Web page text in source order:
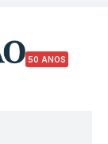
50 ANOS